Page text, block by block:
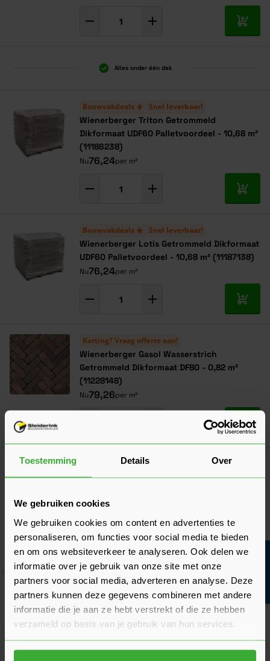
Toestemming Details Over
We gebruiken cookies
We gebruiken cookies om content en advertenties te
personaliseren, om functies voor social media te bieden
en om ons websiteverkeer te analyseren. Ook delen we
informatie over je gebruik van onze site met onze
partners voor social media, adverteren en analyse. Deze
partners kunnen deze gegevens combineren met andere
informatie die je aan ze hebt verstrekt of die ze hebben
verzameld op basis van je gebruik van hun services.
In
Alles onder één dak
Bouwvakdeals ☀️ Snel leverbaar!
Wienerberger Triton Getrommeld
Dikformaat UDF60 Palletvoordeel - 10,68 m²
(11186238)
Nu76,24per m²
In
Bouwvakdeals ☀️ Snel leverbaar!
Wienerberger Lotis Getrommeld Dikformaat
UDF60 Palletvoordeel - 10,68 m² (11187138)
Nu76,24per m²
In
Korting? Vraag offerte aan!
Wienerberger Gasol Wasserstrich
Getrommeld Dikformaat DF80 - 0,82 m²
(11228148)
Nu79,26per m²
In
Korting? Vraag offerte aan!
Wienerberger Oliva Wasserstrich
(11224554)
79,26
In
U lees momenteel pagina
PaginaPagina